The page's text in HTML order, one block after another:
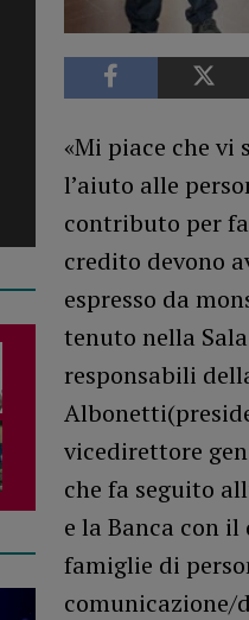
«Mi piace che vi
l’aiuto alle
contributo per
credito devono
espresso da
tenuto nella
responsabili
vicedirettore
che fa seguito
e la Banca con
famiglie di
comunicazione/